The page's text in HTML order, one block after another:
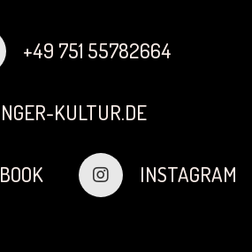
+49 751 55782664
KULTUR.DE
INSTAGRAM